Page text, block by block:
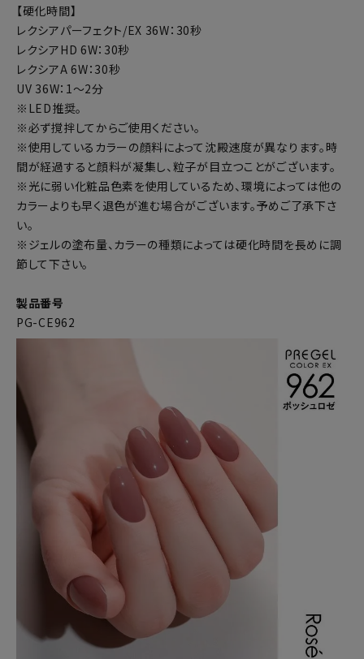
【硬化時間】
レクシアパーフェクト/EX 36W：30秒
レクシアHD 6W：30秒
レクシアA 6W：30秒
UV 36W：1～2分
※LED推奨。
※必ず撹拌してからご使用ください。
※使用しているカラーの顔料によって沈殿速度が異なります。時
間が経過すると顔料が凝集し、粒子が目立つことがございます。
※光に弱い化粧品色素を使用しているため、環境によっては他の
カラーよりも早く退色が進む場合がございます。予めご了承下さ
い。
※ジェルの塗布量、カラーの種類によっては硬化時間を長めに調
節して下さい。
製品番号
PG-CE962